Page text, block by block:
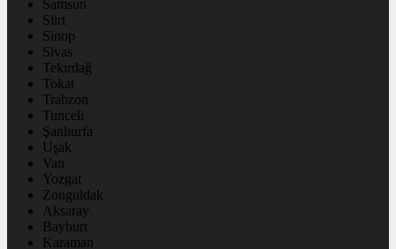
Samsun
Siirt
Sinop
Sivas
Tekirdağ
Tokat
Trabzon
Tunceli
Şanlıurfa
Uşak
Van
Yozgat
Zonguldak
Aksaray
Bayburt
Karaman